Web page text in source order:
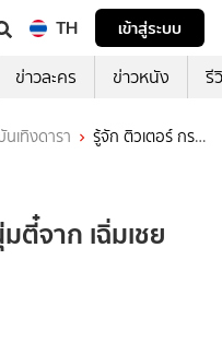
TH
เข้าสู่ระบบ
ข่าวละคร ข่าวหนัง รี
นเทิงดารา
รู้จัก ติวเตอร์ กร
ตี๋จาก เฉิ่มเชย